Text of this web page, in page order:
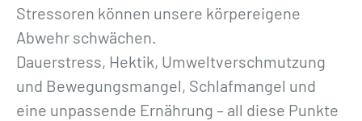
Stressoren können unsere körpereigene
Abwehr schwächen.
Dauerstress, Hektik, Umweltverschmutzung
und Bewegungsmangel, Schlafmangel und
eine unpassende Ernährung – all diese Punkte